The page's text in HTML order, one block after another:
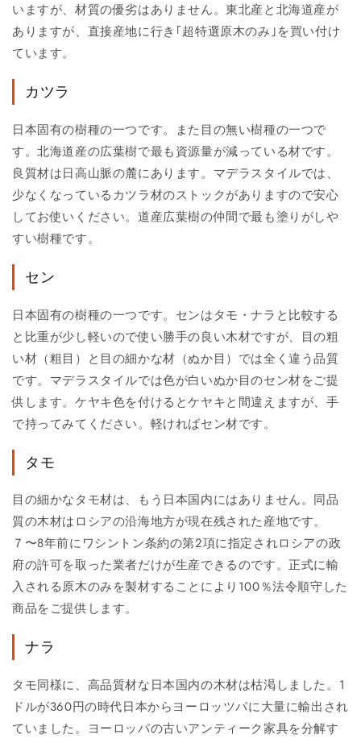
いますが、材質の優劣はありません。東北産と北海道産が
ありますが、直接産地に行き｢超特選原木のみ｣を買い付け
ています。
カツラ
日本固有の樹種の一つです。また目の無い樹種の一つで
す。北海道産の広葉樹で最も資源量が減っている材です。
良質材は日高山脈の麓にあります。マデラスタイルでは、
少なくなっているカツラ材のストックがありますので安心
してお使いください。道産広葉樹の仲間で最も塗りがしや
すい樹種です。
セン
日本固有の樹種の一つです。センはタモ・ナラと比較する
と比重が少し軽いので使い勝手の良い木材ですが、目の粗
い材（粗目）と目の細かな材（ぬか目）では全く違う品質
です。マデラスタイルでは色が白いぬか目のセン材をご提
供します。ケヤキ色を付けるとケヤキと間違えますが、手
で持ってみてください。軽ければセン材です。
タモ
目の細かなタモ材は、もう日本国内にはありません。同品
質の木材はロシアの沿海地方が現在残された産地です。
７〜8年前にワシントン条約の第2項に指定されロシアの政
府の許可を取った業者だけが生産できるのです。正式に輸
入される原木のみを製材することにより100％法令順守した
商品をご提供します。
ナラ
タモ同様に、高品質材な日本国内の木材は枯渇しました。1
ドルが360円の時代日本からヨーロッツパに大量に輸出され
ていました。ヨーロッパの古いアンティーク家具を分解す